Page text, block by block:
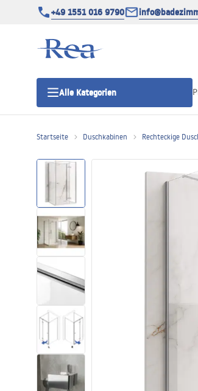
+49 1551 016 9790
Alle Kategorien
Duschwannen
Duschrinnen
Toiletten
Waschbecken
Wannen und
Badewannenaufsätze
Startseite Duschkabinen Rechteckige